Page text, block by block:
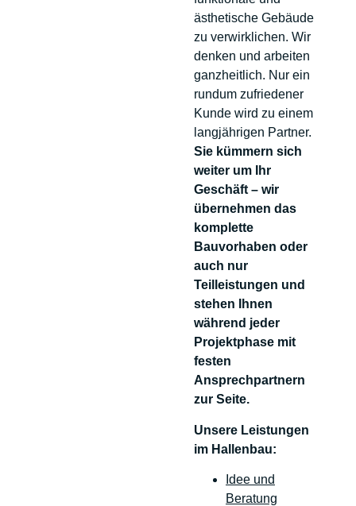
ästhetische Gebäude
zu verwirklichen. Wir
denken und arbeiten
ganzheitlich. Nur ein
rundum zufriedener
Kunde wird zu einem
langjährigen Partner.
Sie kümmern sich
weiter um Ihr
Geschäft – wir
übernehmen das
komplette
Bauvorhaben oder
auch nur
Teilleistungen und
stehen Ihnen
während jeder
Projektphase mit
festen
Ansprechpartnern
zur Seite.
Unsere Leistungen
im Hallenbau:
Idee und
Beratung